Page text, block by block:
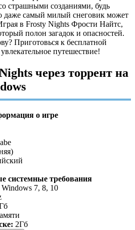
страшными созданиями, будь
даже самый милый снеговик может
в Frosty Nights Фрости Найтс,
полон загадок и опасностей.
Приготовься к бесплатной
путешествие!
через торрент на
о игре
системные требования
Windows 7, 8, 10
2Гб